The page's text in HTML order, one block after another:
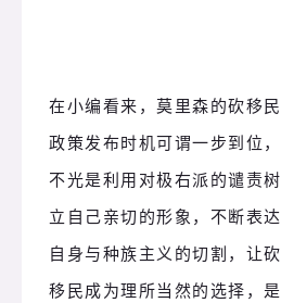
在小编看来，莫里森的砍移民
政策发布时机可谓一步到位，
不光是利用对极右派的谴责树
立自己亲切的形象，不断表达
自身与种族主义的切割，让砍
移民成为理所当然的选择，是